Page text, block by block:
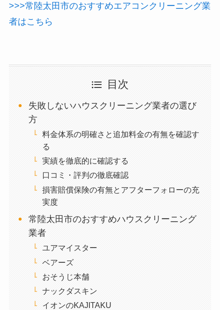
>>>常陸太田市のおすすめエアコンクリーニング業
者はこちら
目次
失敗しないハウスクリーニング業者の選び
方
料金体系の明確さと追加料金の有無を確認す
る
実績を徹底的に確認する
口コミ・評判の徹底確認
損害賠償保険の有無とアフターフォローの充
実度
常陸太田市のおすすめハウスクリーニング
業者
ユアマイスター
ベアーズ
おそうじ本舗
ナックダスキン
イオンのKAJITAKU